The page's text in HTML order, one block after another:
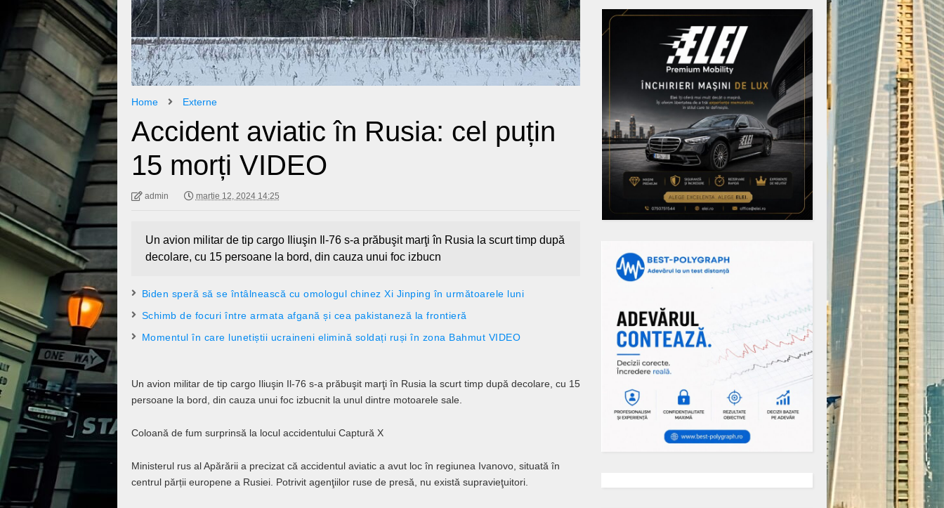
Home Externe
Accident aviatic în Rusia: cel puțin
15 morți VIDEO
admin martie 12, 2024 14:25
Un avion militar de tip cargo Iliuşin Il-76 s-a prăbuşit marţi în Rusia la scurt timp după
decolare, cu 15 persoane la bord, din cauza unui foc izbucn
Biden speră să se întâlnească cu omologul chinez Xi Jinping în următoarele luni
Schimb de focuri între armata afgană și cea pakistaneză la frontieră
Momentul în care lunetiștii ucraineni elimină soldați ruși în zona Bahmut VIDEO
Un avion militar de tip cargo Iliuşin Il-76 s-a prăbuşit marţi în Rusia la scurt timp după decolare, cu 15
persoane la bord, din cauza unui foc izbucnit la unul dintre motoarele sale.
Coloană de fum surprinsă la locul accidentului Captură X
Ministerul rus al Apărării a precizat că accidentul aviatic a avut loc în regiunea Ivanovo, situată în
centrul părții europene a Rusiei. Potrivit agenţiilor ruse de presă, nu există supravieţuitori.